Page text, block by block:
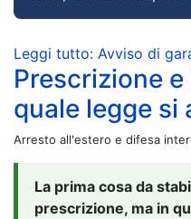
Leggi tutto: Avviso di
Prescrizione
quale legge si
Arresto all'estero e difesa
La prima cosa da
prescrizione, ma in